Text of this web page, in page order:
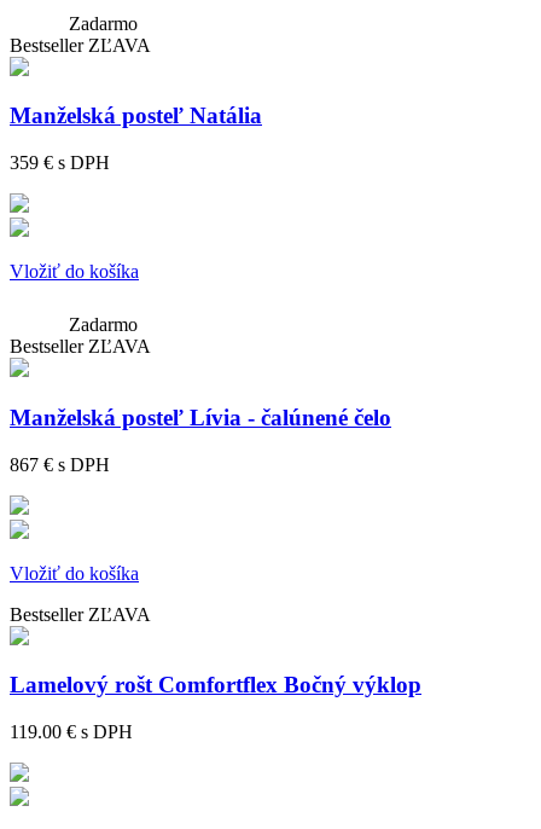
Zadarmo
Bestseller ZĽAVA
Manželská posteľ Natália
359 € s DPH
Vložiť do košíka
Zadarmo
Bestseller ZĽAVA
Manželská posteľ Lívia - čalúnené čelo
867 € s DPH
Vložiť do košíka
Bestseller ZĽAVA
Lamelový rošt Comfortflex Bočný výklop
119.00 € s DPH